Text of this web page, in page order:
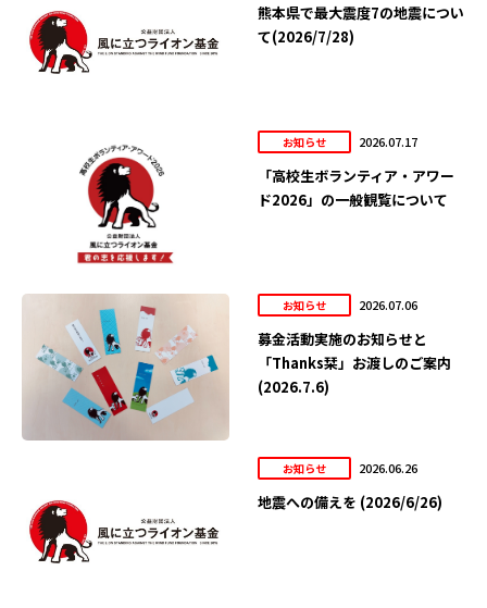
熊本県で最大震度7の地震につい
て(2026/7/28)
お知らせ 2026.07.17
「高校生ボランティア・アワー
ド2026」の一般観覧について
お知らせ 2026.07.06
募金活動実施のお知らせと
「Thanks栞」お渡しのご案内
(2026.7.6)
お知らせ 2026.06.26
地震への備えを (2026/6/26)